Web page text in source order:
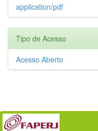
application/pdf
Tipo de Acesso
Acesso Aberto